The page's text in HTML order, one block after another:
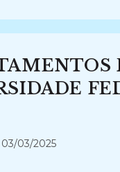
03/03/2025